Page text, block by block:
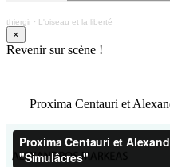
thiergir · L'oiseau et la liberté
×
Revenir sur scène !
Proxima Centauri et